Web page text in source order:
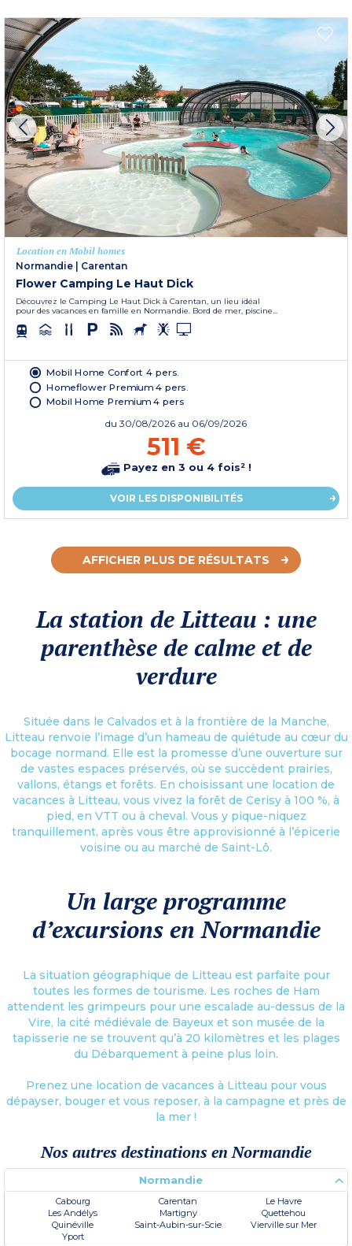
Location en Mobil homes
Normandie | Carentan
Flower Camping Le Haut Dick
Découvrez le Camping Le Haut Dick à Carentan, un lieu idéal
pour des vacances en famille en Normandie. Bord de mer, piscine...
Mobil Home Confort 4 pers.
Homeflower Premium 4 pers.
Mobil Home Premium 4 pers
du 30/08/2026 au 06/09/2026
511 €
Payez en 3 ou 4 fois² !
VOIR LES DISPONIBILITÉS
AFFICHER PLUS DE RÉSULTATS
La station de Litteau : une
parenthèse de calme et de
verdure
Située dans le Calvados et à la frontière de la Manche,
Litteau renvoie l’image d’un hameau de quiétude au cœur du
bocage normand. Elle est la promesse d’une ouverture sur
de vastes espaces préservés, où se succèdent prairies,
vallons, étangs et forêts. En choisissant une location de
vacances à Litteau, vous vivez la forêt de Cerisy à 100 %, à
pied, en VTT ou à cheval. Vous y pique-niquez
tranquillement, après vous être approvisionné à l’épicerie
voisine ou au marché de Saint-Lô.
Un large programme
d’excursions en Normandie
La situation géographique de Litteau est parfaite pour
toutes les formes de tourisme. Les roches de Ham
attendent les grimpeurs pour une escalade au-dessus de la
Vire, la cité médiévale de Bayeux et son musée de la
tapisserie ne se trouvent qu’à 20 kilomètres et les plages
du Débarquement à peine plus loin.
Prenez une location de vacances à Litteau pour vous
dépayser, bouger et vous reposer, à la campagne et près de
la mer !
Nos autres destinations en Normandie
Normandie
Cabourg Carentan
Le Havre
Les Andélys
Martigny
Quettehou
Quinéville
Saint-Aubin-sur-Scie
Vierville sur Mer
Yport